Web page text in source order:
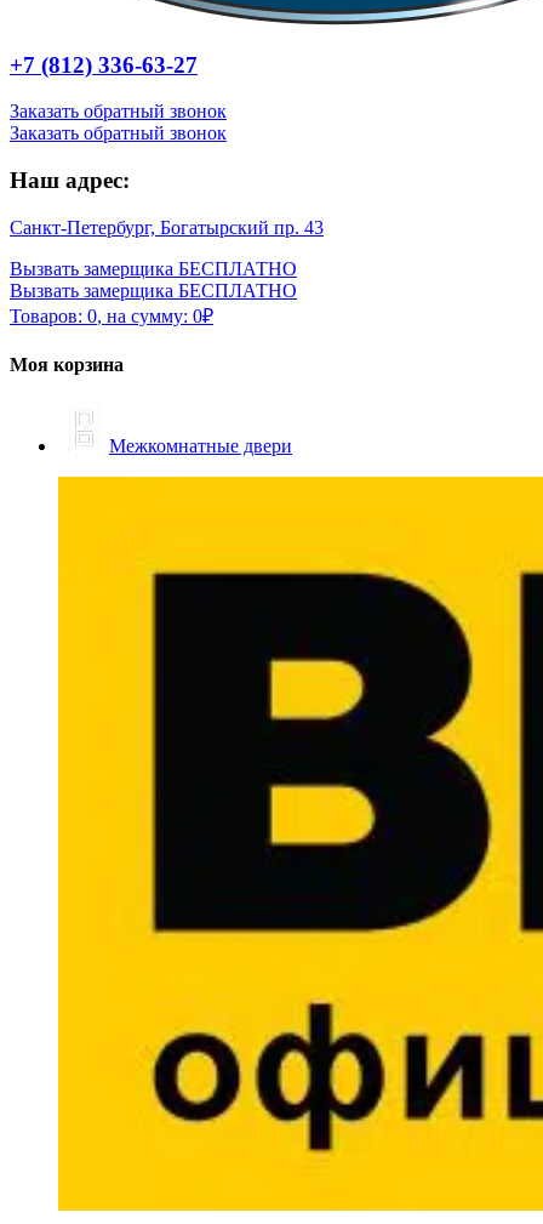
+7 (812) 336-63-27
Заказать обратный звонок
Заказать обратный звонок
Наш адрес:
Санкт-Петербург, Богатырский пр. 43
Вызвать замерщика БЕСПЛАТНО
Вызвать замерщика БЕСПЛАТНО
Товаров: 0, на сумму: 0₽
Моя корзина
Межкомнатные двери